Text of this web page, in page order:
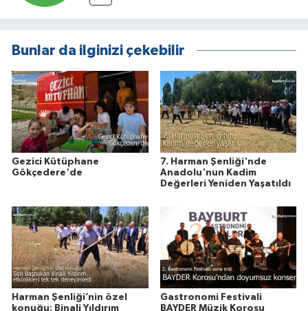
Bunlar da ilginizi çekebilir
Gezici Kütüphane
Gökçedere'de
7. Harman Şenliği'nde
Anadolu'nun Kadim
Değerleri Yeniden Yaşatıldı
Harman Şenliği’nin özel
konuğu: Binali Yıldırım
Gastronomi Festivali
BAYDER Müzik Korosu